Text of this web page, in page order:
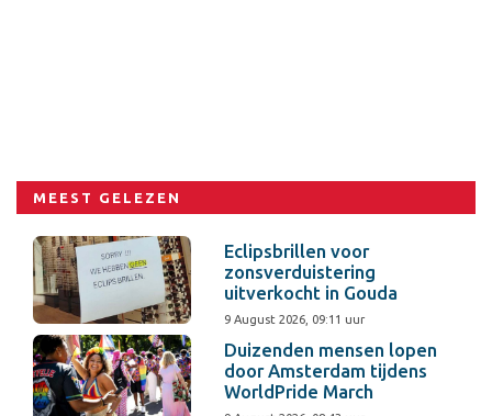
MEEST GELEZEN
Eclipsbrillen voor
zonsverduistering
uitverkocht in Gouda
9 August 2026, 09:11 uur
Duizenden mensen lopen
door Amsterdam tijdens
WorldPride March